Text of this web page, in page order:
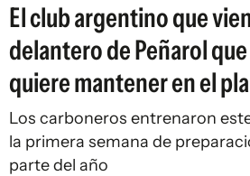
El club argentino que
delantero de Peñarol
quiere mantener en el
Los carboneros entrenaron
la primera semana de
parte del año